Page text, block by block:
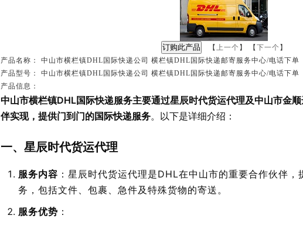
【 上一个 】 【 下一个 】
产品名称： 中山市横栏镇DHL国际快递公司 横栏镇DHL国际快递邮寄服务中心/电话下单
产品型号： 中山市横栏镇DHL国际快递公司 横栏镇DHL国际快递邮寄服务中心/电话下单
产品信息：
中山市横栏镇DHL国际快递服务主要通过星辰时代货运代理及中山市金
伴实现，提供门到门的国际快递服务。以下是详细介绍：
一、星辰时代货运代理
服务内容 ：星辰时代货运代理是DHL在中山市的重要合作伙伴
务，包括文件、包裹、急件及特殊货物的寄送。
服务优势 ：